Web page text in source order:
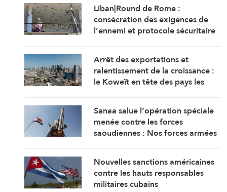
Liban|Round de Rome :
consécration des exigences de
l’ennemi et protocole sécuritaire
Arrêt des exportations et
ralentissement de la croissance :
le Koweït en tête des pays les
Sanaa salue l’opération spéciale
menée contre les forces
saoudiennes : Nos forces armées
Nouvelles sanctions américaines
contre les hauts responsables
militaires cubains